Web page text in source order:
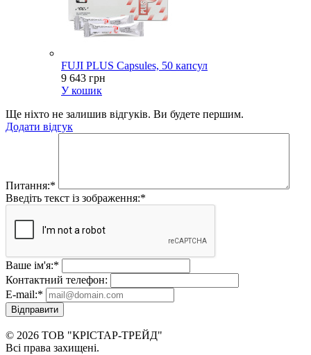
FUJI PLUS Capsules, 50 капсул
9 643 грн
У кошик
Ще ніхто не залишив відгуків. Ви будете першим.
Додати відгук
Питання:*
Введіть текст із зображення:*
Ваше ім'я:*
Контактний телефон:
E-mail:*
Відправити
© 2026 ТОВ "КРІСТАР-ТРЕЙД"
Всі права захищені.